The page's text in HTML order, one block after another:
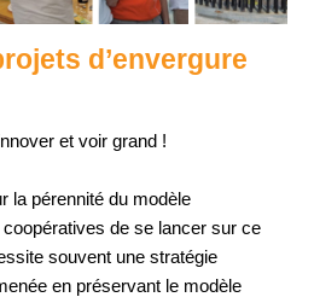
d’envergure
et voir grand !
la pérennité du modèle
de se lancer sur ce
souvent une stratégie
en préservant le modèle